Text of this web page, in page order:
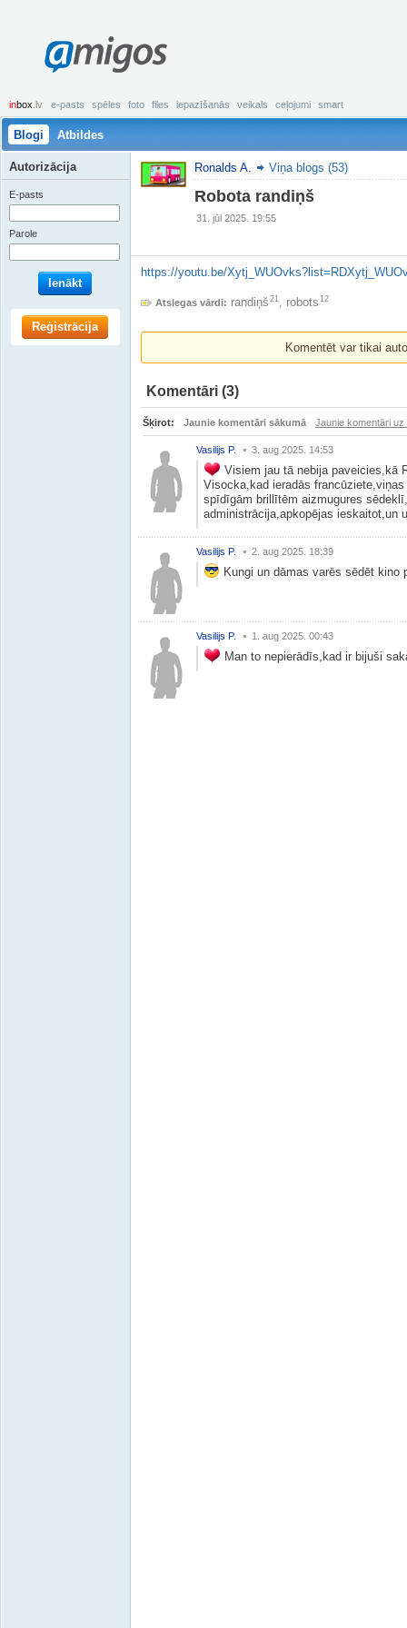
amigos
inbox .lv e-pasts spēles foto files iepazīšanās veikals ceļojumi smart
Blogi Atbildes
Ronalds A. Viņa blogs (53)
Robota randiņš
31. jūl 2025. 19:55
https://youtu.be/
Atslegas vārdi: randiņš 21, robots 12
Komentēt var tikai
Komentāri (3)
Šķirot: Jaunie komentāri sākumā Jaunie komentāri uz
Vasilijs P. 3. aug 2025. 14:53
Visiem jau tā nebija paveicies,kā
Visocka,kad ieradās
spīdīgām brillītēm aizmugures
administrācija,apkopējas ieskaitot,un
Vasilijs P. 2. aug 2025. 18:39
Kungi un dāmas varēs sēdēt
Vasilijs P. 1. aug 2025. 00:43
Man to nepierādīs,kad ir bijuši
Autorizācija
E-pasts
Parole
Ienākt
Reģistrācija